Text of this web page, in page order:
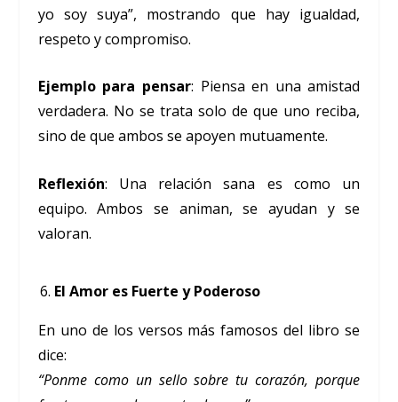
yo soy suya”, mostrando que hay igualdad,
respeto y compromiso.
Ejemplo para pensar: Piensa en una amistad
verdadera. No se trata solo de que uno reciba,
sino de que ambos se apoyen mutuamente.
Reflexión: Una relación sana es como un
equipo. Ambos se animan, se ayudan y se
valoran.
El Amor es Fuerte y Poderoso
En uno de los versos más famosos del libro se
dice:
“Ponme como un sello sobre tu corazón, porque